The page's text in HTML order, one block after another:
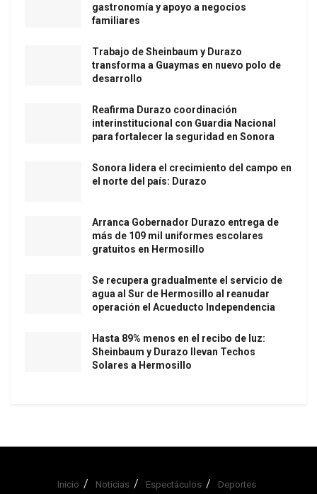
gastronomía y apoyo a negocios
familiares
Trabajo de Sheinbaum y Durazo
transforma a Guaymas en nuevo polo de
desarrollo
Reafirma Durazo coordinación
interinstitucional con Guardia Nacional
para fortalecer la seguridad en Sonora
Sonora lidera el crecimiento del campo en
el norte del país: Durazo
Arranca Gobernador Durazo entrega de
más de 109 mil uniformes escolares
gratuitos en Hermosillo
Se recupera gradualmente el servicio de
agua al Sur de Hermosillo al reanudar
operación el Acueducto Independencia
Hasta 89% menos en el recibo de luz:
Sheinbaum y Durazo llevan Techos
Solares a Hermosillo
Inicio Noticias Espectáculos Deportes